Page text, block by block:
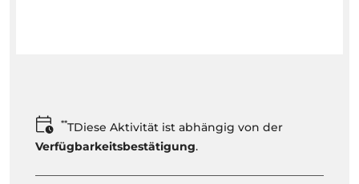
**TDiese Aktivität ist abhängig von der
Verfügbarkeitsbestätigung.